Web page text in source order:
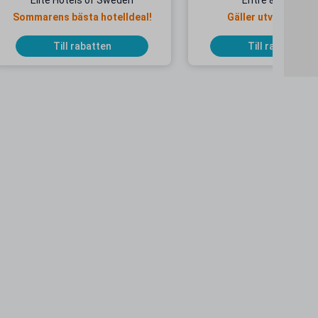
Sommarens bästa hotelldeal!
Till rabatten
Gäller utvalda
Till rabatten